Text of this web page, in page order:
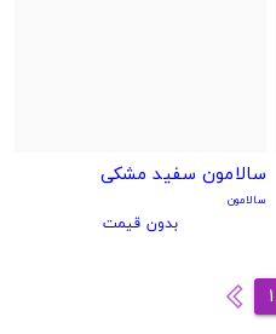
سالامون سفید مشکی
سالامون
بدون قیمت
1